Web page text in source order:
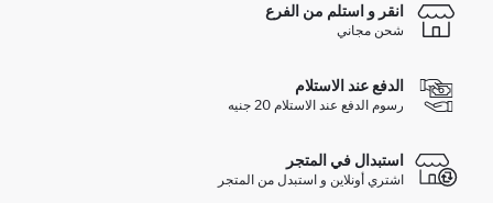
انقر و استلم من الفرع
شحن مجاني
الدفع عند الاستلام
رسوم الدفع عند الاستلام 20 جنيه
استبدال في المتجر
اشتري أونلاين و استبدل من المتجر